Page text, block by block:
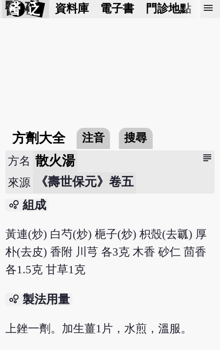
醫 砭 資料庫 電子書 門診地點 預
menu
方劑大全 注音 搜尋
subject
方名 散火湯
來源 《壽世保元》卷五
bubble_chart 組成
黃連(炒) 白芍(炒) 梔子(炒) 枳殼(去瓤) 厚
朴(去皮) 香附 川芎 各3克 木香 砂仁 茴香
各1.5克 甘草1克
bubble_chart 製法用量
上銼一劑。加生薑1片，水煎，溫服。